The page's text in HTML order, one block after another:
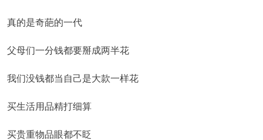
真的是奇葩的一代
父母们一分钱都要掰成两半花
我们没钱都当自己是大款一样花
买生活用品精打细算
买贵重物品眼都不眨